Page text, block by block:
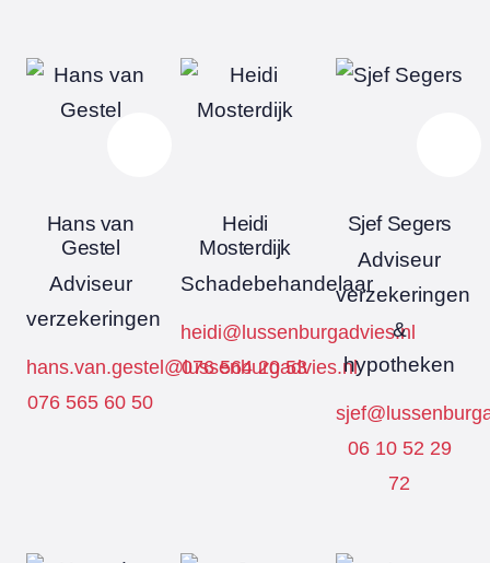
Hans van
Gestel
Adviseur
verzekeringen
hans.van.gestel@lussenburgadvies.nl
076 565 60 50
Heidi
Mosterdijk
Schadebehandelaar
heidi@lussenburgadvies.nl
076 564 20 53
Sjef Segers
Adviseur
verzekeringen
&
hypotheken
06 10 52 29
72